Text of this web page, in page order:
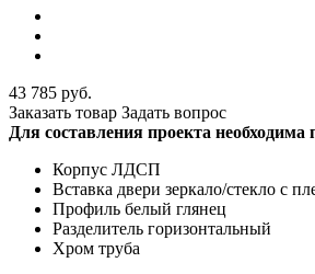
43 785 руб.
Заказать товар Задать вопрос
Для составления проекта необходима
Корпус ЛДСП
Вставка двери зеркало/стекло с
Профиль белый глянец
Разделитель горизонтальный
Хром труба